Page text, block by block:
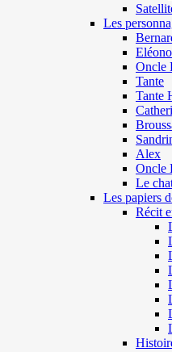
Les
Oncle
Tante
Tante
Alex
Oncle
Le
Les papiers
Récit